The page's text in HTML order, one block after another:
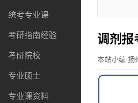
统考专业课
考研指南经验
考研院校
专业硕士
专业课资料
调剂
本站小编